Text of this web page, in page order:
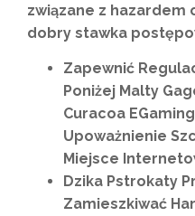
związane z hazardem
dobry stawka
Zapewnić
Poniżej Malty
Curacoa
Upoważnienie
Miejsce
Dzika Pstrokaty
Zamieszkiwać